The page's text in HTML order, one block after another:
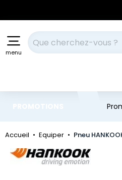
menu
Votre recherche
Accueil Equiper Pneu
Marque